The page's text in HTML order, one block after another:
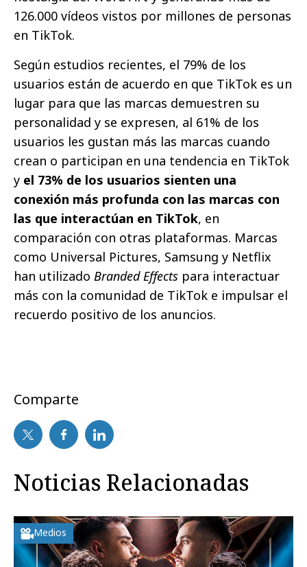
126.000 vídeos vistos por millones de personas
en TikTok.
Según estudios recientes, el 79% de los
usuarios están de acuerdo en que TikTok es un
lugar para que las marcas demuestren su
personalidad y se expresen, al 61% de los
usuarios les gustan más las marcas cuando
crean o participan en una tendencia en TikTok
y el 73% de los usuarios sienten una
conexión más profunda con las marcas con
las que interactúan en TikTok, en
comparación con otras plataformas. Marcas
como Universal Pictures, Samsung y Netflix
han utilizado Branded Effects para interactuar
más con la comunidad de TikTok e impulsar el
recuerdo positivo de los anuncios.
Comparte
Noticias Relacionadas
Medios